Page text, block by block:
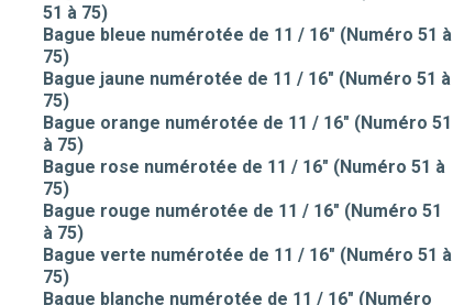
51 à 75)
Bague bleue numérotée de 11 / 16" (Numéro 51 à
75)
Bague jaune numérotée de 11 / 16" (Numéro 51 à
75)
Bague orange numérotée de 11 / 16" (Numéro 51
à 75)
Bague rose numérotée de 11 / 16" (Numéro 51 à
75)
Bague rouge numérotée de 11 / 16" (Numéro 51
à 75)
Bague verte numérotée de 11 / 16" (Numéro 51 à
75)
Bague blanche numérotée de 11 / 16" (Numéro